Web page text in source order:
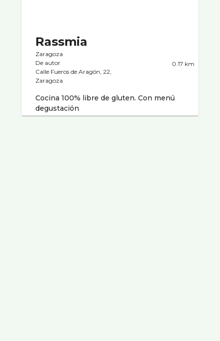
Rassmia
Zaragoza
De autor
Calle Fueros de Aragón, 22,
Zaragoza
0.17 km
Cocina 100% libre de gluten. Con menú
degustación